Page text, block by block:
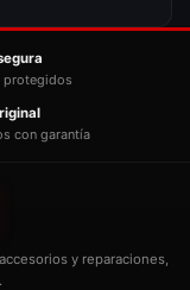
protegidos
con garantía
y reparaciones,